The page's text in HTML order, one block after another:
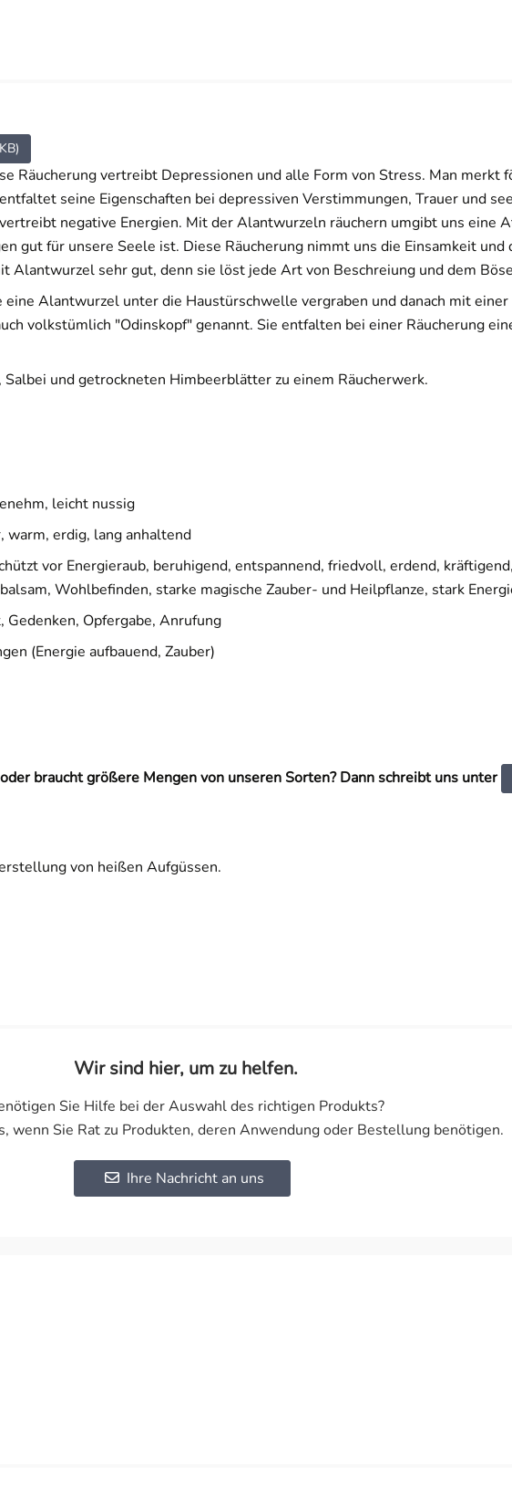
Räucherung vertreibt Depressionen und alle Form von Stress. Man merkt
seine Eigenschaften bei depressiven Verstimmungen, Trauer und
negative Energien. Mit der Alantwurzeln räuchern umgibt uns eine
gut für unsere Seele ist. Diese Räucherung nimmt uns die Einsamkeit und
Alantwurzel sehr gut, denn sie löst jede Art von Beschreiung und dem
Alantwurzel unter die Haustürschwelle vergraben und danach mit
volkstümlich "Odinskopf" genannt. Sie entfalten bei einer Räucherung
und getrockneten Himbeerblätter zu einem Räucherwerk.
leicht nussig
warm, erdig, lang anhaltend
vor Energieraub, beruhigend, entspannend, friedvoll, erdend,
Wohlbefinden, starke magische Zauber- und Heilpflanze, stark
Opfergabe, Anrufung
(Energie aufbauend, Zauber)
braucht größere Mengen von unseren Sorten? Dann schreibt uns unter
von heißen Aufgüssen.
Wir sind hier, um zu helfen.
Sie Hilfe bei der Auswahl des richtigen Produkts?
wenn Sie Rat zu Produkten, deren Anwendung oder Bestellung benötigen.
Ihre Nachricht an uns